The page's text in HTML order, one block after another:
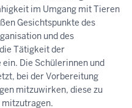
im Umgang mit Tieren
Gesichtspunkte des
und des
Tätigkeit der
Die Schülerinnen und
bei der Vorbereitung
mitzuwirken, diese zu
mitzutragen.